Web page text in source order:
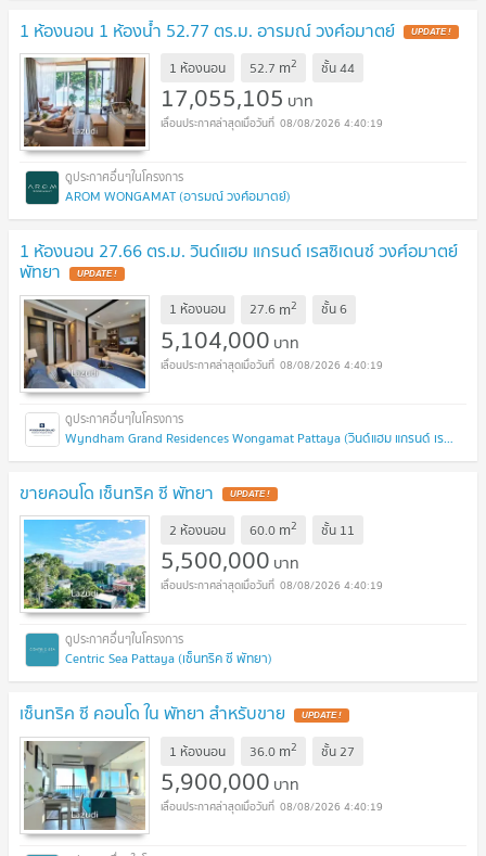
1 ห้องนอน 1 ห้องน้ำ 52.77 ตร.ม. อารมณ์ วงศ์อมาตย์ UPDATE !
1 ห้องนอน 52.7 m2 ชั้น44
17,055,105 บาท
08/08/2026 4:40:19
AROM WONGAMAT (อารมณ์ วงศ์อมาตย์)
1 ห้องนอน 27.66 ตร.ม. วินด์แฮม แกรนด์ เรสซิเดนซ์ วงศ์อมาตย์
พัทยา UPDATE !
1 ห้องนอน 27.6 m2 ชั้น6
5,104,000 บาท
08/08/2026 4:40:19
Wyndham Grand Residences Wongamat Pattaya (วินด์แฮม แกรนด์ เรสซิเดนส์ วงศ์อมาตย์ พัทยา)
ขายคอนโด เซ็นทริค ซี พัทยา UPDATE !
2 ห้องนอน 60.0 m2 ชั้น 11
5,500,000 บาท
08/08/2026 4:40:19
Centric Sea Pattaya (เซ็นทริค ซี พัทยา)
เซ็นทริค ซี คอนโด ใน พัทยา สำหรับขาย UPDATE !
1 ห้องนอน 36.0 m2 ชั้น27
5,900,000 บาท
08/08/2026 4:40:19